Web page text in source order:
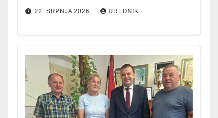
22. SRPNJA 2026. UREDNIK